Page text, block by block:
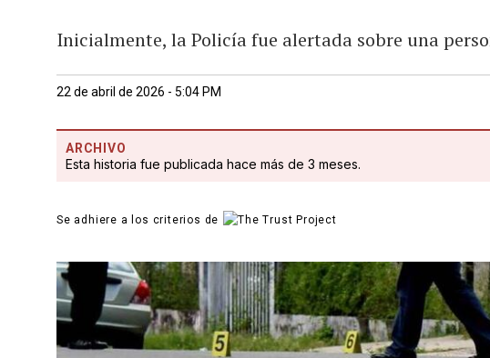
Inicialmente, la Policía fue alertada sobre una
22 de abril de 2026 - 5:04 PM
ARCHIVO
Esta historia fue publicada hace más de 3 meses.
Se adhiere a los criterios de